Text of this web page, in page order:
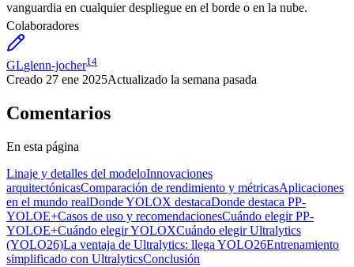
vanguardia en cualquier despliegue en el borde o en la nube.
Colaboradores
GLglenn-jocher14
Creado 27 ene 2025Actualizado la semana pasada
Comentarios
En esta página
Linaje y detalles del modeloInnovaciones
arquitectónicasComparación de rendimiento y métricasAplicaciones
en el mundo realDonde YOLOX destacaDonde destaca PP-
YOLOE+Casos de uso y recomendacionesCuándo elegir PP-
YOLOE+Cuándo elegir YOLOXCuándo elegir Ultralytics
(YOLO26)La ventaja de Ultralytics: llega YOLO26Entrenamiento
simplificado con UltralyticsConclusión